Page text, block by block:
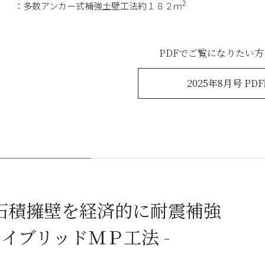
多数アンカー式補強土壁工法約１８２ｍ2
PDFでご覧になりたい
2025年8月号
積擁壁を経済的に耐震補強
ブリッドＭＰ工法 -